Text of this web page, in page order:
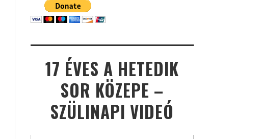
17 ÉVES A HETEDIK
SOR KÖZEPE –
SZÜLINAPI VIDEÓ